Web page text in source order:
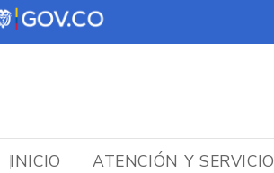
INICIO ATENCIÓN Y